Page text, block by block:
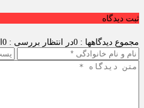
ثبت دیدگاه
مجموع دیدگاهها : 0 در انتظار بررسی : 0